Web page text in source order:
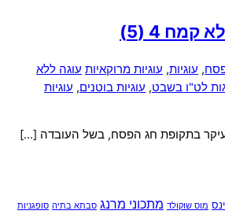
קמח 4 (5)
, עוגיות, עוגיות מרוקאיות עוגה ללא
לט"ו בשבט, עוגיות בוטנים, עוגיות
בעיקר בתקופת חג הפסח, בשל העובדה […]
מוס שוקולד מתכוני מרנג סבתא בתיה סופגניות